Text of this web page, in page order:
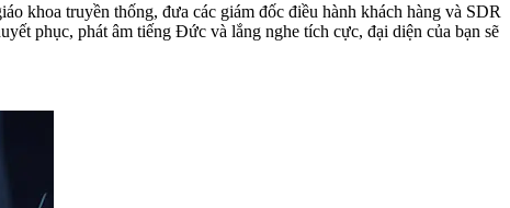
khoa truyền thống, đưa các giám đốc điều hành khách hàng và SDR
phục, phát âm tiếng Đức và lắng nghe tích cực, đại diện của bạn sẽ